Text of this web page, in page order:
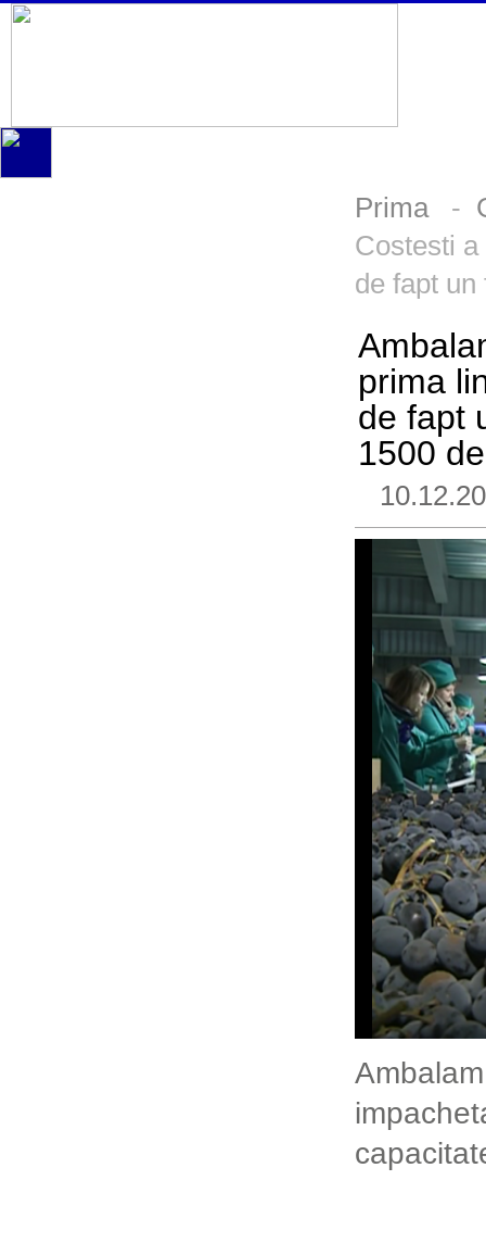
Prima-
Costesti
de fapt
prima
de fapt
1500